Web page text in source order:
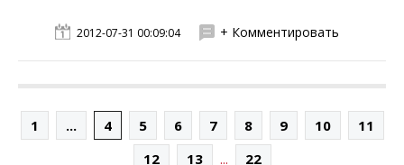
2012-07-31 00:09:04 + Комментировать
1 ... 4 5 6 7 8 9 10
11
12
13 ... 22